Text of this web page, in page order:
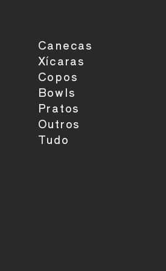
Canecas
Xícaras
Copos
Bowls
Pratos
Outros
Tudo